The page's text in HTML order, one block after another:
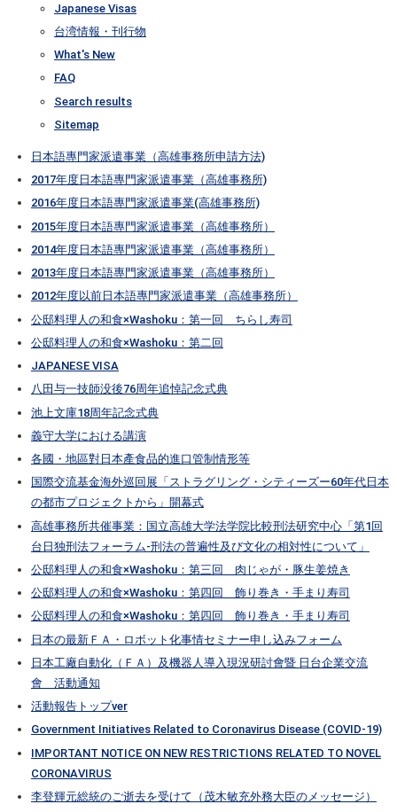
Japanese Visas
台湾情報・刊行物
What's New
FAQ
Search results
Sitemap
日本語專門家派遣事業（高雄事務所申請方法)
2017年度日本語專門家派遣事業（高雄事務所)
2016年度日本語專門家派遣事業(高雄事務所)
2015年度日本語專門家派遣事業（高雄事務所）
2014年度日本語專門家派遣事業（高雄事務所）
2013年度日本語專門家派遣事業（高雄事務所）
2012年度以前日本語專門家派遣事業（高雄事務所）
公邸料理人の和食×Washoku：第一回 ちらし寿司
公邸料理人の和食×Washoku：第二回
JAPANESE VISA
八田与一技師没後76周年追悼記念式典
池上文庫18周年記念式典
義守大学における講演
各國・地區對日本產食品的進口管制情形等
国際交流基金海外巡回展「ストラグリング・シティーズー60年代日本
の都市プロジェクトから」開幕式
高雄事務所共催事業：国立高雄大学法学院比較刑法研究中心「第1回
台日独刑法フォーラム-刑法の普遍性及び文化の相対性について」
公邸料理人の和食×Washoku：第三回 肉じゃが・豚生姜焼き
公邸料理人の和食×Washoku：第四回 飾り巻き・手まり寿司
公邸料理人の和食×Washoku：第四回 飾り巻き・手まり寿司
日本の最新ＦＡ・ロボット化事情セミナー申し込みフォーム
日本工廠自動化（ＦＡ）及機器人導入現況研討會暨 日台企業交流
會 活動通知
活動報告トップver
Government Initiatives Related to Coronavirus Disease (COVID-19)
IMPORTANT NOTICE ON NEW RESTRICTIONS RELATED TO NOVEL
CORONAVIRUS
李登輝元総統のご逝去を受けて（茂木敏充外務大臣のメッセージ）